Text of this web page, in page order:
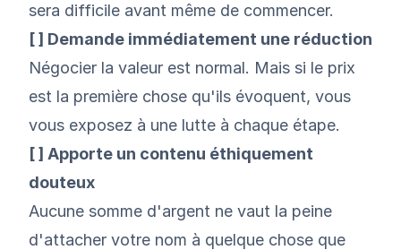
sera difficile avant même de commencer.
[ ] Demande immédiatement une réduction
Négocier la valeur est normal. Mais si le prix
est la première chose qu'ils évoquent, vous
vous exposez à une lutte à chaque étape.
[ ] Apporte un contenu éthiquement
douteux
Aucune somme d'argent ne vaut la peine
d'attacher votre nom à quelque chose que